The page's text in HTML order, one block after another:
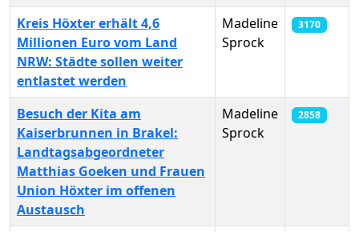
Kreis Höxter erhält 4,6
Millionen Euro vom Land
NRW: Städte sollen weiter
entlastet werden
Madeline
Sprock
3170
Besuch der Kita am
Kaiserbrunnen in Brakel:
Landtagsabgeordneter
Matthias Goeken und Frauen
Union Höxter im offenen
Austausch
Madeline
Sprock
2858